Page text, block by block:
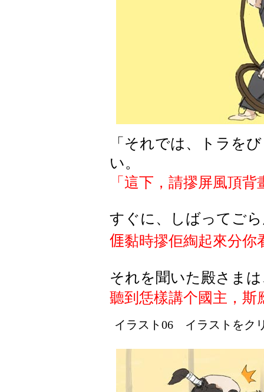
「それでは、トラを
い。
「這下，請摎屏風頂
すぐに、しばってご
𠊎黏時摎佢綯起來分你
それを聞いた殿さま
聽到恁樣講个國主，斯
イラスト06 イラストをク